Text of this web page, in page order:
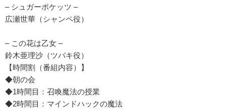
– シュガーポケッツ –
広瀬世華（シャンペ役）
– この花は乙女 –
鈴木亜理沙（ツバキ役）
【時間割（番組内容）】
◆朝の会
◆1時間目：召喚魔法の授業
◆2時間目：マインドハックの魔法